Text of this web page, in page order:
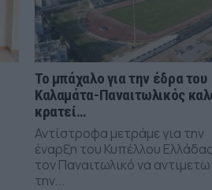
Το μπάχαλο για την έδρα του
Καλαμάτα-Παναιτωλικός
κρατεί…
Αντίστροφα μετράμε για την
έναρξη του Κυπέλλου
τον Παναιτωλικό να
την...